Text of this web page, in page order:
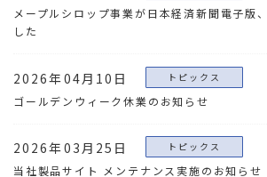
メープルシロップ事業が日本経済新聞電子版
した
2026年04月10日 トピックス
ゴールデンウィーク休業のお知らせ
2026年03月25日 トピックス
当社製品サイト メンテナンス実施のお知らせ